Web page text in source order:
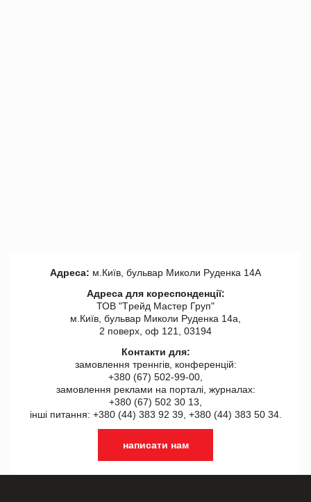
Адреса: м.Київ, бульвар Миколи Руденка 14А
Адреса для кореспонденції:
ТОВ "Tрейд Мастер Груп"
м.Київ, бульвар Миколи Руденка 14а,
2 поверх, оф 121, 03194
Контакти для:
замовлення треннгів, конференцій:
+380 (67) 502-99-00,
замовлення реклами на порталі, журналах:
+380 (67) 502 30 13,
інші питання: +380 (44) 383 92 39, +380 (44) 383 50 34.
написати нам